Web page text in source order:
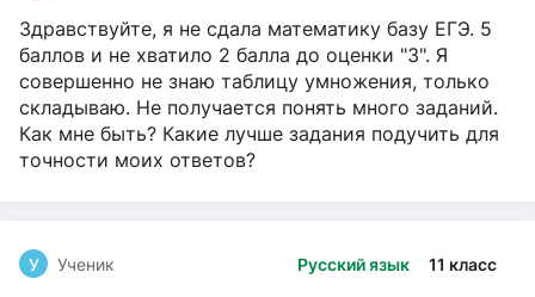
Здравствуйте, я не сдала математику базу ЕГЭ. 5
баллов и не хватило 2 балла до оценки "3". Я
совершенно не знаю таблицу умножения, только
складываю. Не получается понять много заданий.
Как мне быть? Какие лучше задания подучить для
точности моих ответов?
Русский язык 11 класс
У Ученик